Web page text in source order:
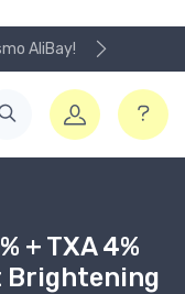
AliBay!
+ TXA 4%
Brightening